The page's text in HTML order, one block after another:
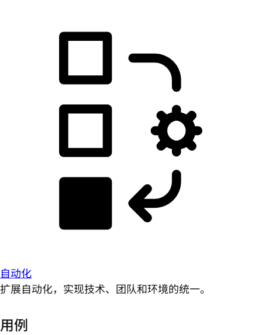
自动化
扩展自动化，实现技术、团队和环境的统一。
用例